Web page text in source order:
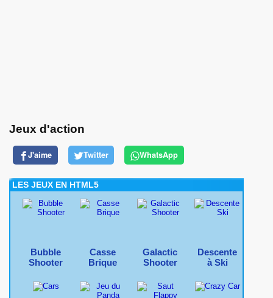
Jeux d'action
J'aime Twitter WhatsApp
LES JEUX EN HTML5
Bubble
Shooter
Casse
Brique
Galactic
Shooter
Descente
à Ski